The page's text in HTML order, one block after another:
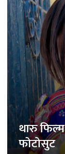
थारु फिल्म
फोटोसुट